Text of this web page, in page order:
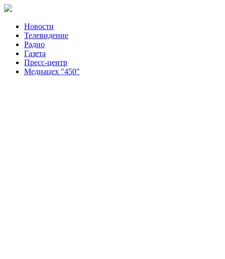
Новости
Телевидение
Радио
Газета
Пресс-центр
Медиацех "450"